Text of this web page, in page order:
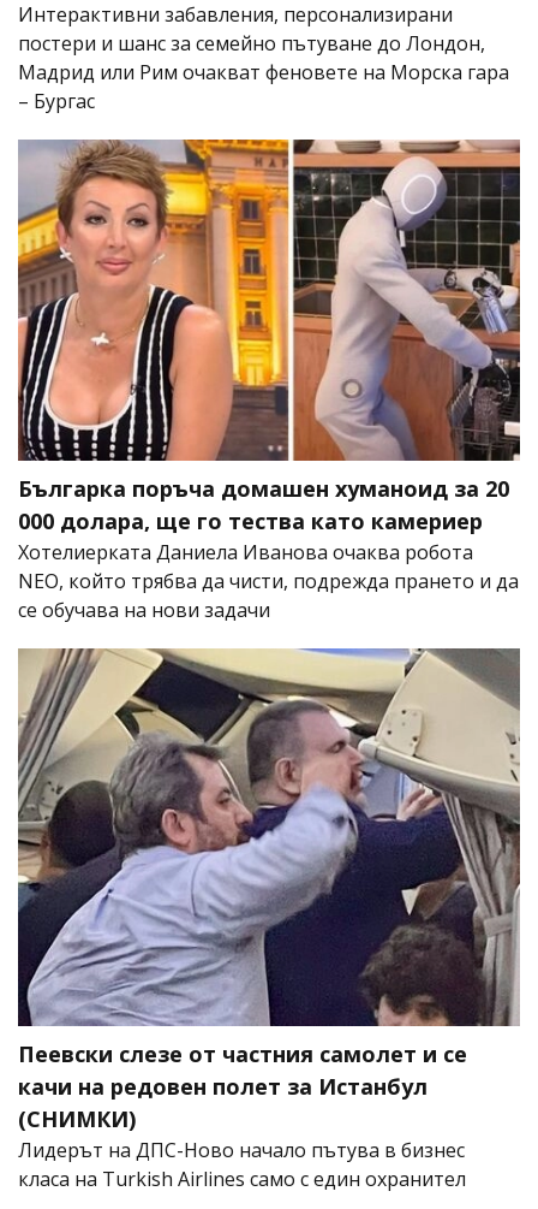
Интерактивни забавления, персонализирани
постери и шанс за семейно пътуване до Лондон,
Мадрид или Рим очакват феновете на Морска гара
– Бургас
Българка поръча домашен хуманоид за 20
000 долара, ще го тества като камериер
Хотелиерката Даниела Иванова очаква робота
NEO, който трябва да чисти, подрежда прането и да
се обучава на нови задачи
Пеевски слезе от частния самолет и се
качи на редовен полет за Истанбул
(СНИМКИ)
Лидерът на ДПС-Ново начало пътува в бизнес
класа на Turkish Airlines само с един охранител